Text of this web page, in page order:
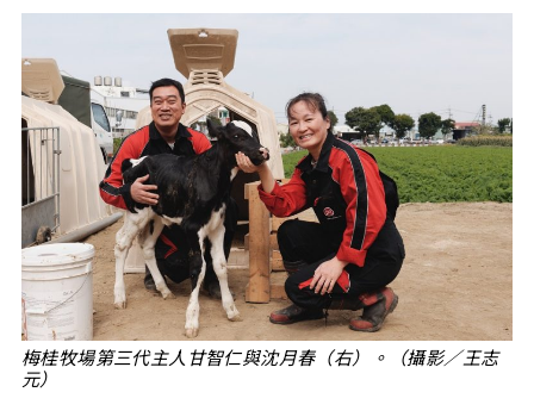
梅桂牧場第三代主人甘智仁與沈月春（右）。（攝影／王志
元）